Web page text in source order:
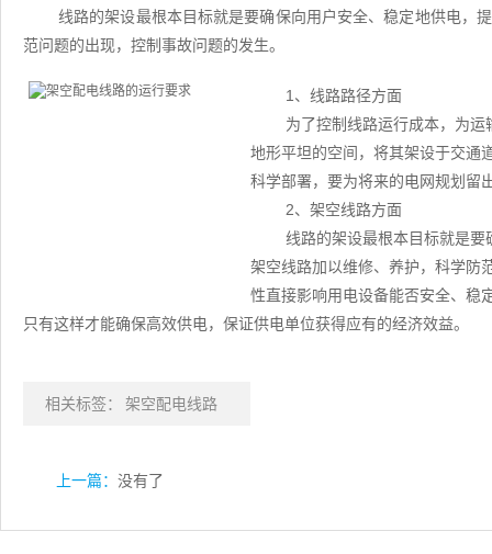
线路的架设最根本目标就是要确保向用户安全、稳定地供电，
范问题的出现，控制事故问题的发生。
1、线路路径方面
为了控制线路运行成本，为
地形平坦的空间，将其架设于交通
科学部署，要为将来的电网规划留
2、架空线路方面
线路的架设最根本目标就是
架空线路加以维修、养护，科学防
性直接影响用电设备能否安全、稳
只有这样才能确保高效供电，保证供电单位获得应有的经济效益。
相关标签： 架空配电线路
上一篇： 没有了